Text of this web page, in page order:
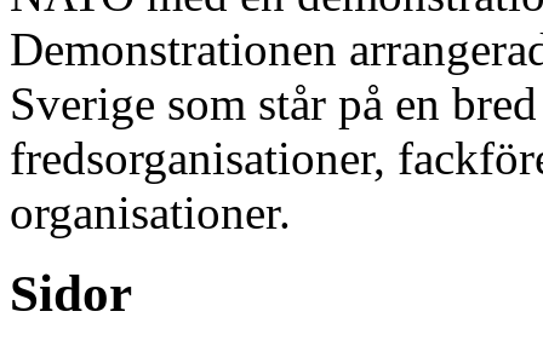
Demonstrationen
Sverige som står på en
fredsorganisationer,
organisationer.
Sidor